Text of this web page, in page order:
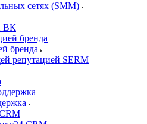
сетях (SMM)
ВК
бренда
репутацией SERM